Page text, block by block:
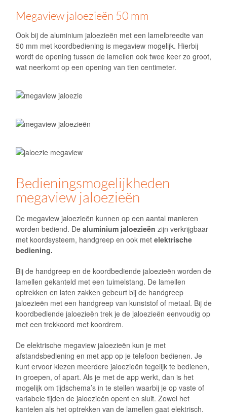
Megaview jaloezieën 50 mm
Ook bij de aluminium jaloezieën met een lamelbreedte van
50 mm met koordbediening is megaview mogelijk. Hierbij
wordt de opening tussen de lamellen ook twee keer zo groot,
wat neerkomt op een opening van tien centimeter.
Bedieningsmogelijkheden
megaview jaloezieën
De megaview jaloezieën kunnen op een aantal manieren
worden bediend. De aluminium jaloezieën zijn verkrijgbaar
met koordsysteem, handgreep en ook met elektrische
bediening.
Bij de handgreep en de koordbediende jaloezieën worden de
lamellen gekanteld met een tuimelstang. De lamellen
optrekken en laten zakken gebeurt bij de handgreep
jaloezieën met een handgreep van kunststof of metaal. Bij de
koordbediende jaloezieën trek je de jaloezieën eenvoudig op
met een trekkoord met koordrem.
De elektrische megaview jaloezieën kun je met
afstandsbediening en met app op je telefoon bedienen. Je
kunt ervoor kiezen meerdere jaloezieën tegelijk te bedienen,
in groepen, of apart. Als je met de app werkt, dan is het
mogelijk om tijdschema’s in te stellen waarbij je op vaste of
variabele tijden de jaloezieën opent en sluit. Zowel het
kantelen als het optrekken van de lamellen gaat elektrisch.